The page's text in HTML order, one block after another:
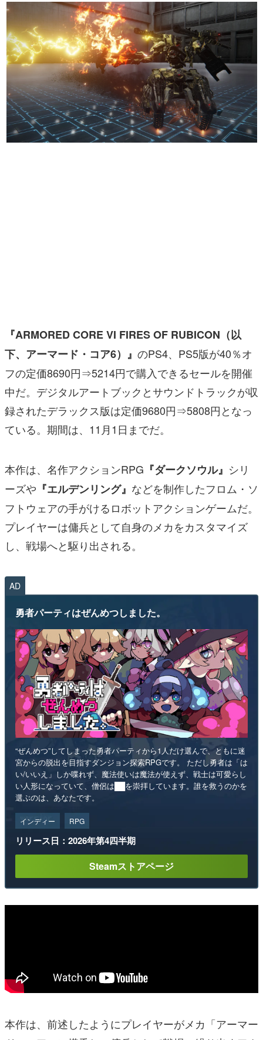
画です。
日本モバイルゲーム産業史
日本のモバイルゲーム史における主要なトピック・タイト
ルを網羅するほか、開発者へのインタビューや識者による
解説を掲載。約20年の歴史が一望できる決定版！
若ゲのいたり〜ゲームクリエイターの青春〜
『うつヌケ』『ペンと箸』等で知られるマンガ家・田中圭
一先生によるゲーム業界レポートマンガです。
なんでゲームは面白い？
ゲーム開発者・hamatsu氏がゲームの魅力を画面や操作の
具体的な形から解き明かしていく、硬派で骨太な評論連載
その他
電ファミニコゲーマーとは？
運営：株式会社マレ
『ARMORED CORE VI FIRES OF RUBICON（以
下、アーマード・コア6）』 のPS4、PS5版が40％オ
フの定価8690円⇒5214円で購入できるセールを開催
中だ。デジタルアートブックとサウンドトラックが収
録されたデラックス版は定価9680円⇒5808円となっ
ている。期間は、11月1日までだ。
本作は、名作アクションRPG 『ダークソウル』 シリ
ーズや 『エルデンリング』 などを制作したフロム・ソ
フトウェアの手がけるロボットアクションゲームだ。
プレイヤーは傭兵として自身のメカをカスタマイズ
し、戦場へと駆り出される。
AD
勇者パーティはぜんめつしました。
“ぜんめつ”してしまった勇者パーティから1人だけ選んで、ともに迷
宮からの脱出を目指すダンジョン探索RPGです。 ただし勇者は「は
い/いいえ」しか喋れず、魔法使いは魔法が使えず、戦士は可愛らし
い人形になっていて、僧侶は██を崇拝しています。誰を救うのかを
選ぶのは、あなたです。
インディー RPG
リリース日：2026年第4四半期
Steamストアページ
本作は、前述したようにプレイヤーがメカ「アーマー